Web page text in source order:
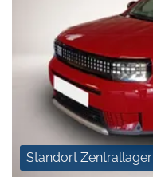
Standort Zentrallager